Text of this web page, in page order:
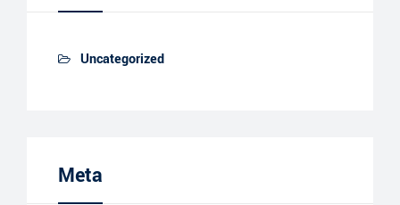
Uncategorized
Meta